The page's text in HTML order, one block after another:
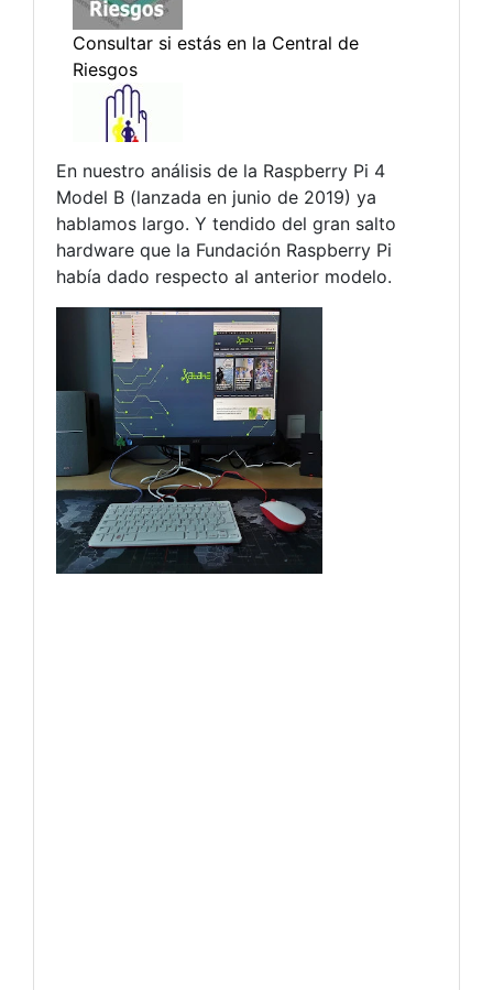
En nuestro análisis de la Raspberry Pi 4
Model B (lanzada en junio de 2019) ya
hablamos largo. Y tendido del gran salto
hardware que la Fundación Raspberry Pi
había dado respecto al anterior modelo.